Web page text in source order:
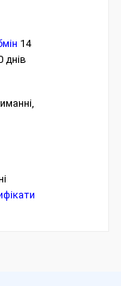
14
днів